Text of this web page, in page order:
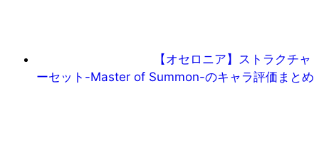
【オセロニア】ストラクチャ
ーセット-Master of Summon-のキャラ評価まとめ